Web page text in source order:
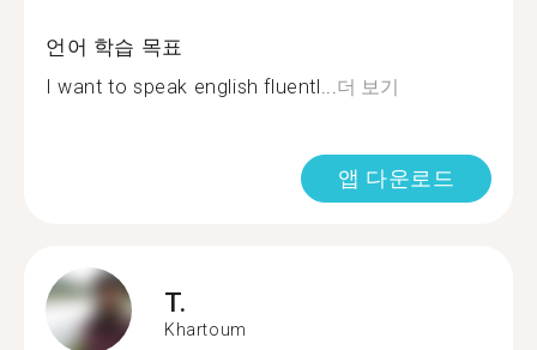
언어 학습 목표
I want to speak english fluentl...더 보기
앱 다운로드
T.
Khartoum